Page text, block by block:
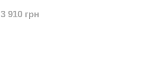
3 910 грн